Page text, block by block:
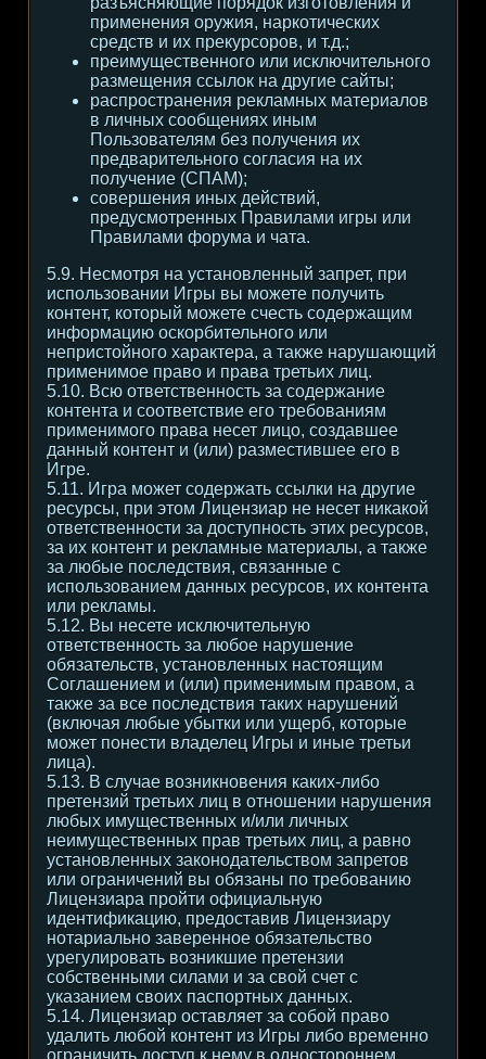
применения оружия, наркотических
средств и их прекурсоров, и т.д.;
преимущественного или исключительного
размещения ссылок на другие сайты;
распространения рекламных материалов
в личных сообщениях иным
Пользователям без получения их
предварительного согласия на их
получение (СПАМ);
совершения иных действий,
предусмотренных Правилами игры или
Правилами форума и чата.
5.9. Несмотря на установленный запрет, при
использовании Игры вы можете получить
контент, который можете счесть содержащим
информацию оскорбительного или
непристойного характера, а также нарушающий
применимое право и права третьих лиц.
5.10. Всю ответственность за содержание
контента и соответствие его требованиям
применимого права несет лицо, создавшее
данный контент и (или) разместившее его в
Игре.
5.11. Игра может содержать ссылки на другие
ресурсы, при этом Лицензиар не несет никакой
ответственности за доступность этих ресурсов,
за их контент и рекламные материалы, а также
за любые последствия, связанные с
использованием данных ресурсов, их контента
или рекламы.
5.12. Вы несете исключительную
ответственность за любое нарушение
обязательств, установленных настоящим
Соглашением и (или) применимым правом, а
также за все последствия таких нарушений
(включая любые убытки или ущерб, которые
может понести владелец Игры и иные третьи
лица).
5.13. В случае возникновения каких-либо
претензий третьих лиц в отношении нарушения
любых имущественных и/или личных
неимущественных прав третьих лиц, а равно
установленных законодательством запретов
или ограничений вы обязаны по требованию
Лицензиара пройти официальную
идентификацию, предоставив Лицензиару
нотариально заверенное обязательство
урегулировать возникшие претензии
собственными силами и за свой счет с
указанием своих паспортных данных.
5.14. Лицензиар оставляет за собой право
удалить любой контент из Игры либо временно
ограничить доступ к нему в одностороннем